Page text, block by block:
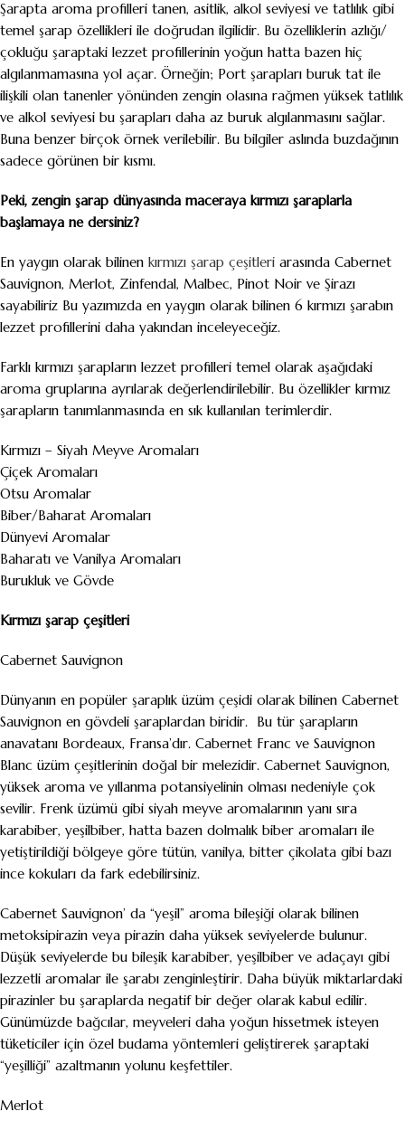
Şarapta aroma profilleri tanen, asitlik, alkol seviyesi ve tatlılık gibi
temel şarap özellikleri ile doğrudan ilgilidir. Bu özelliklerin azlığı/
çokluğu şaraptaki lezzet profillerinin yoğun hatta bazen hiç
algılanmamasına yol açar. Örneğin; Port şarapları buruk tat ile
ilişkili olan tanenler yönünden zengin olasına rağmen yüksek tatlılık
ve alkol seviyesi bu şarapları daha az buruk algılanmasını sağlar.
Buna benzer birçok örnek verilebilir. Bu bilgiler aslında buzdağının
sadece görünen bir kısmı.
Peki, zengin şarap dünyasında maceraya kırmızı şaraplarla
başlamaya ne dersiniz?
En yaygın olarak bilinen kırmızı şarap çeşitleri arasında Cabernet
Sauvignon, Merlot, Zinfendal, Malbec, Pinot Noir ve Şirazı
sayabiliriz Bu yazımızda en yaygın olarak bilinen 6 kırmızı şarabın
lezzet profillerini daha yakından inceleyeceğiz.
Farklı kırmızı şarapların lezzet profilleri temel olarak aşağıdaki
aroma gruplarına ayrılarak değerlendirilebilir. Bu özellikler kırmız
şarapların tanımlanmasında en sık kullanılan terimlerdir.
Kırmızı – Siyah Meyve Aromaları
Çiçek Aromaları
Otsu Aromalar
Biber/Baharat Aromaları
Dünyevi Aromalar
Baharatı ve Vanilya Aromaları
Burukluk ve Gövde
Kırmızı şarap çeşitleri
Cabernet Sauvignon
Dünyanın en popüler şaraplık üzüm çeşidi olarak bilinen Cabernet
Sauvignon en gövdeli şaraplardan biridir. Bu tür şarapların
anavatanı Bordeaux, Fransa’dır. Cabernet Franc ve Sauvignon
Blanc üzüm çeşitlerinin doğal bir melezidir. Cabernet Sauvignon,
yüksek aroma ve yıllanma potansiyelinin olması nedeniyle çok
sevilir. Frenk üzümü gibi siyah meyve aromalarının yanı sıra
karabiber, yeşilbiber, hatta bazen dolmalık biber aromaları ile
yetiştirildiği bölgeye göre tütün, vanilya, bitter çikolata gibi bazı
ince kokuları da fark edebilirsiniz.
Cabernet Sauvignon’ da “yeşil” aroma bileşiği olarak bilinen
metoksipirazin veya pirazin daha yüksek seviyelerde bulunur.
Düşük seviyelerde bu bileşik karabiber, yeşilbiber ve adaçayı gibi
lezzetli aromalar ile şarabı zenginleştirir. Daha büyük miktarlardaki
pirazinler bu şaraplarda negatif bir değer olarak kabul edilir.
Günümüzde bağcılar, meyveleri daha yoğun hissetmek isteyen
tüketiciler için özel budama yöntemleri geliştirerek şaraptaki
“yeşilliği” azaltmanın yolunu keşfettiler.
Merlot